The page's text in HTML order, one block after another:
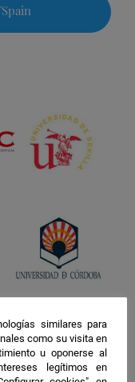
similares para
como su visita en
u oponerse al
legítimos en